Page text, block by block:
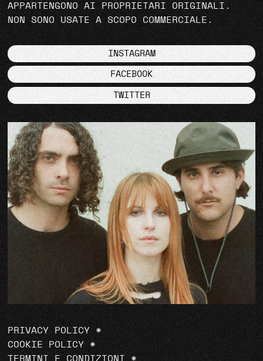
APPARTENGONO AI PROPRIETARI ORIGINALI.
NON SONO USATE A SCOPO COMMERCIALE.
INSTAGRAM
FACEBOOK
TWITTER
PRIVACY POLICY *
COOKIE POLICY *
TERMINI E CONDIZIONI *